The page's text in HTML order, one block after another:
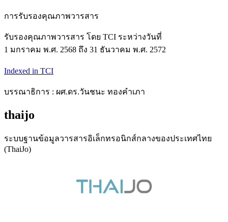
การรับรองคุณภาพวารสาร
รับรองคุณภาพวารสาร โดย TCI ระหว่างวันที่
1 มกราคม พ.ศ. 2568 ถึง 31 ธันวาคม พ.ศ. 2572
Indexed in TCI
บรรณาธิการ : ผศ.ดร.วันชนะ ทองคำเภา
thaijo
ระบบฐานข้อมูลวารสารอิเล็กทรอนิกส์กลางของประเทศไทย
(ThaiJo)